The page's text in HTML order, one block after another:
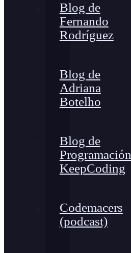
Blog de
Fernando
Rodríguez
Blog de
Adriana
Botelho
Blog de
Programación
KeepCoding
Codemacers
(podcast)